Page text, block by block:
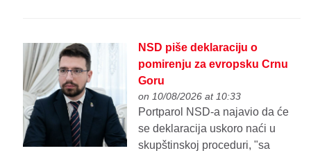
NSD piše deklaraciju o
pomirenju za evropsku Crnu
Goru
on 10/08/2026 at 10:33
Portparol NSD-a najavio da će
se deklaracija uskoro naći u
skupštinskoj proceduri, "sa